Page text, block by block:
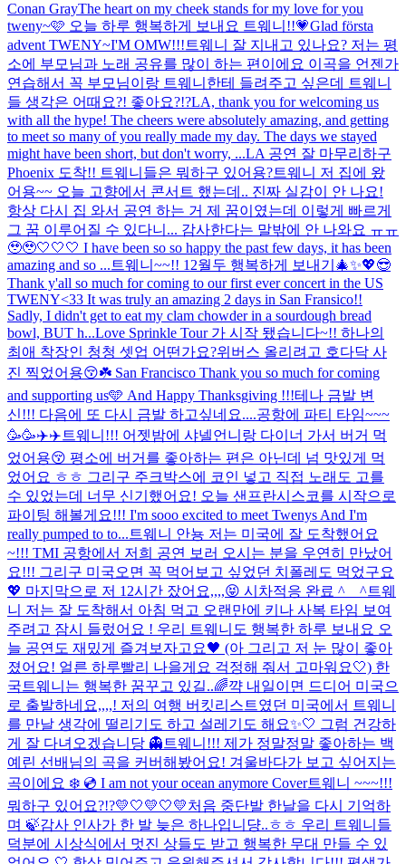
Conan GrayThe heart on my cheek stands for my love for you
tweny~🩷 오늘 하루 행복하게 보내요 트웨니!!💗Glad första
advent TWENY~I'M OMW!!! 트웨니 잘 지내고 있나요? 저는 평
소에 부모님과 노래 공유를 많이 하는 편이에요 이곡을 언젠가
연습해서 꼭 부모님이랑 트웨니한테 들려주고 싶은데 트웨니
들 생각은 어때요?! 좋아요?!?LA, thank you for welcoming us
with all the hype! The cheers were absolutely amazing, and getting
to meet so many of you really made my day. The days we stayed
might have been short, but don't worry, ...LA 공연 잘 마무리하구
Phoenix 도착!! 트웨니들은 뭐하구 있어용?트웨니 저 집에 왔
어용~~ 오늘 고향에서 콘서트 했는데.. 진짜 실감이 안 나요!
항상 다시 집 와서 공연 하는 거 제 꿈이였는데 이렇게 빠르게
그 꿈 이루어질 수 있다니... 감사한다는 말밖에 안 나와요 ㅠㅠ
🥹🥹🤍🤍🤍 I have been so so happy the past few days, it has been
amazing and so ... 트웨니~~!! 12월두 행복하게 보내기🎄✨💖😎
Thank y'all so much for coming to our first ever concert in the US
TWENY<33 It was truly an amazing 2 days in San Fransico!!
Sadly, I didn't get to eat my clam chowder in a sourdough bread
bowl, BUT h...Love Sprinkle Tour 가 시작 됐습니다~!! 하나의
최애 착장인 청청 셋업 어떤가요?위버스 올리려고 호다닥 사
진 찍었어용😚☘️ San Francisco Thank you so much for coming
and supporting us🩵 And Happy Thanksgiving !!!테나 금발 변
신!!! 다음에 또 다시 금발 하고싶네요....공항에 파티 타임~~~
🥳🥳✈️✈️ 트웨니!!! 어젯밤에 샤넬언니랑 다이너 가서 버거 먹
었어용😚 평소에 버거를 좋아하는 편은 아닌데 넘 맛있게 먹
었어요 ㅎㅎ 그리구 주크박스에 코인 넣고 직접 노래도 고를
수 있었는데 너무 신기했어요! 오늘 샌프란시스코를 시작으로
파이팅 해볼게요!!! I'm sooo excited to meet Twenys And I'm
really pumped to to... 트웨니 안뇽 저는 미국에 잘 도착했어요
~!!! TMI 공항에서 저희 공연 보러 오시는 분을 우연히 만났어
요!!! 그리구 미국오면 꼭 먹어보고 싶었던 치폴레도 먹었구요
💖 마지막으로 저 12시간 잤어요,,,,😝 시차적응 완료 ^__^트웨
니 저는 잘 도착해서 아침 먹고 오랜만에 키나 사복 타임 보여
주려고 잠시 들렀어요 ! 우리 트웨니도 행복한 하루 보내요 오
늘 공연도 재밌게 즐겨보자고요🖤 (아 그리고 저 눈 많이 좋아
졌어요! 얼른 하루빨리 나을게요 걱정해 줘서 고마워요🤍) 한
국트웨니는 행복한 꿈꾸고 있길..🌈꺅 내일이면 드디어 미국으
로 출발하네요,,,,! 저의 여행 버킷리스트였던 미국에서 트웨니
를 만날 생각에 떨리기도 하고 설레기도 해요✨🤍 그럼 건강하
게 잘 다녀오겠습니당 👻 트웨니!!! 제가 정말정말 좋아하는 백
예린 선배님의 곡을 커버해봤어요! 겨울바다가 보고 싶어지는
곡이에요 ❄️ 💿 I am not your ocean anymore Cover트웨니 ~~~!!!
뭐하구 있어요?!?💛🤍💛🤍💛처음 중단발 한날을 다시 기억하
며 🍃감사 인사가 한 발 늦은 하나입니댱..ㅎㅎ 우리 트웨니들
덕분에 시상식에서 멋진 상들도 받고 행복한 무대 만들 수 있